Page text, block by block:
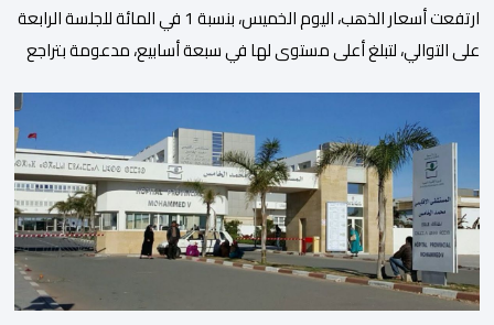
ارتفعت أسعار الذهب، اليوم الخميس، بنسبة 1 في المائة للجلسة الرابعة
على التوالي، لتبلغ أعلى مستوى لها في سبعة أسابيع، مدعومة بتراجع
مسجلا أعلى مستوى له منذ 18 يونيو الماضي، فيما ارتفعت العقود
الأمريكية الآجلة […]